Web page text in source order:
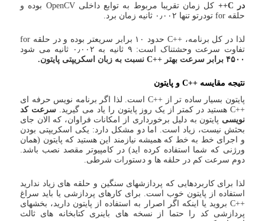
در C++
کل زمان تقریبا مربوط به توابع داخلی OpenCV بوده و
حلقه for تودرتو تنها ۰٫۰۰۲ ثانیه زمان برد.
لذا در کل برنامه، ++C حدود ۱۰ برابر سریعتر بوده و در حلقه for
تفاوت سرعت وحشتناک است: ۹ ثانیه به ۰٫۰۰۲ ثانیه می شود
۴۵۰۰ برابر سرعت بهتر ++C نسبت به زبان اسکریپتی پایتون.
نتیجه مقایسه ++C و پایتون
پایتون بسیار ساده تر از ++C است. لذا اگر برنامه نویس حرفه ای
++C هستید در کمتر از یک روز پایتون را یاد می گیرید.
سرعت کد
نویسی پایتون به دلیل برخورداری از امکانات فراوان، که الان جای
بحثش نیست، زیاد است. اما دو مشکل دارد: یکی اسکریپتی بودن
و اجرای خط به خط که همیشه نیازمند این هستید که پایتون (همان
ورژنی که شما استفاده کرده اید) در کامپیوتر مقصد نصب باشد.
دوم سرعت کم در حلقه ها و دستورات شرطی.
لذا برای کاربردهایی که پردازشهای سنگین و حلقه های زیاد ندارید
استفاده از پایتون خوب است. برای کارهای پردازشی یا باید سراغ
++C بروید یا اینکه اگر اصرار به استفاده از پایتون دارید، بخشهای
پردازشی کد را حتما از نسخه های باینری کتابخانه های ثالث